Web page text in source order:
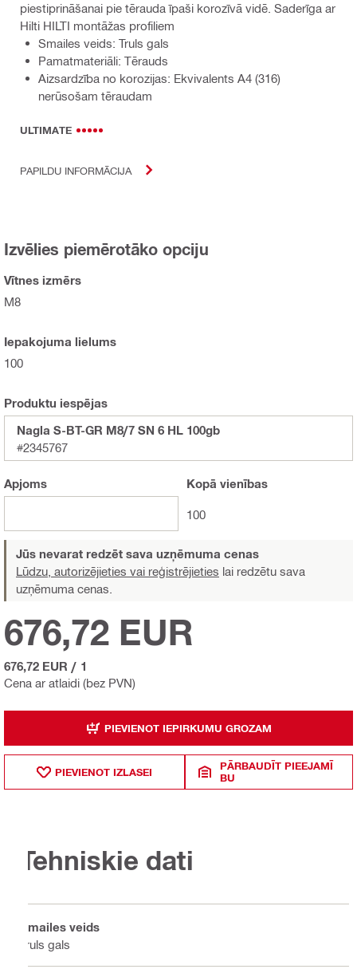
piestiprināšanai pie tērauda īpaši korozīvā vidē. Saderīga ar
Hilti HILTI montāžas profiliem
Smailes veids: Truls gals
Pamatmateriāli: Tērauds
Aizsardzība no korozijas: Ekvivalents A4 (316)
nerūsošam tēraudam
ULTIMATE
PAPILDU INFORMĀCIJA
Izvēlies piemērotāko opciju
Vītnes izmērs
M8
Iepakojuma lielums
100
Produktu iespējas
Nagla S-BT-GR M8/7 SN 6 HL 100gb
#2345767
Apjoms Kopā vienības
100
Jūs nevarat redzēt sava uzņēmuma cenas
Lūdzu, autorizējieties vai reģistrējieties lai redzētu sava
uzņēmuma cenas.
Cena ar atlaidi (bez PVN)
676,72 EUR
676,72 EUR / 1
PIEVIENOT IEPIRKUMU GROZAM
PIEVIENOT IZLASEI
PĀRBAUDĪT PIEEJAMĪ
BU
Tehniskie dati
Smailes veids
Truls gals